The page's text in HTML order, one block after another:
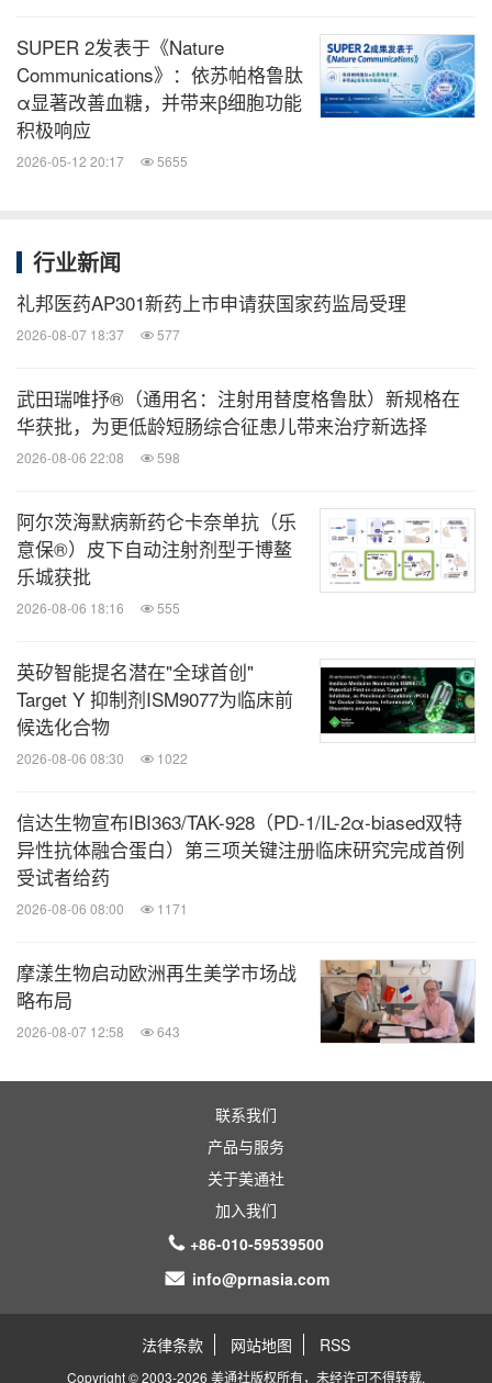
SUPER 2发表于《Nature
Communications》：依苏帕格鲁肽
α显著改善血糖，并带来β细胞功能
积极响应
2026-05-12 20:17 5655
行业新闻
礼邦医药AP301新药上市申请获国家药监局受理
2026-08-07 18:37 577
武田瑞唯抒®（通用名：注射用替度格鲁肽）新规格在
华获批，为更低龄短肠综合征患儿带来治疗新选择
2026-08-06 22:08 598
阿尔茨海默病新药仑卡奈单抗（乐
意保®）皮下自动注射剂型于博鳌
乐城获批
2026-08-06 18:16 555
英矽智能提名潜在"全球首创"
Target Y 抑制剂ISM9077为临床前
候选化合物
2026-08-06 08:30 1022
信达生物宣布IBI363/TAK-928（PD-1/IL-2α-biased双特
异性抗体融合蛋白）第三项关键注册临床研究完成首例
受试者给药
2026-08-06 08:00 1171
摩漾生物启动欧洲再生美学市场战
略布局
2026-08-07 12:58 643
联系我们
产品与服务
关于美通社
加入我们
+86-010-59539500
info@prnasia.com
法律条款 网站地图 RSS
Copyright © 2003-2026 美通社版权所有，未经许可不得转载.